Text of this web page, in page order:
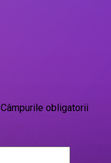
Câmpurile obligatorii